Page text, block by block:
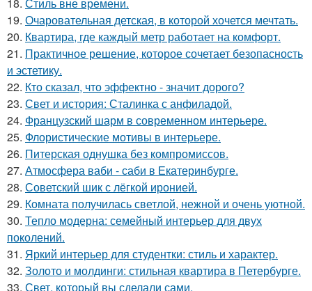
19. Очаровательная детская, в которой хочется мечтать.
20. Квартира, где каждый метр работает на комфорт.
21. Практичное решение, которое сочетает безопасность
и эстетику.
22. Кто сказал, что эффектно - значит дорого?
23. Свет и история: Сталинка с анфиладой.
24. Французский шарм в современном интерьере.
25. Флористические мотивы в интерьере.
26. Питерская однушка без компромиссов.
27. Атмосфера ваби - саби в Екатеринбурге.
28. Советский шик с лёгкой иронией.
29. Комната получилась светлой, нежной и очень уютной.
30. Тепло модерна: семейный интерьер для двух
поколений.
31. Яркий интерьер для студентки: стиль и характер.
32. Золото и молдинги: стильная квартира в Петербурге.
33. Свет, который вы сделали сами.